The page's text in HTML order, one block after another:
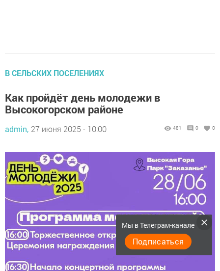
В СЕЛЬСКИХ ПОСЕЛЕНИЯХ
Как пройдёт день молодежи в
Высокогорском районе
admin, 27 июня 2025 - 10:00 481 0 0
Мы в Телеграм-канале
Подписаться